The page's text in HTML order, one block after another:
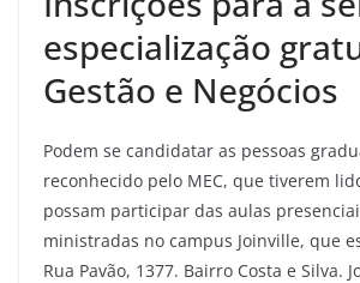
especialização
Gestão e Negócios
Podem se candidatar as pessoas
reconhecido pelo MEC, que tiverem
possam participar das aulas
ministradas no campus Joinville, que
Rua Pavão, 1377. Bairro Costa e Silva.